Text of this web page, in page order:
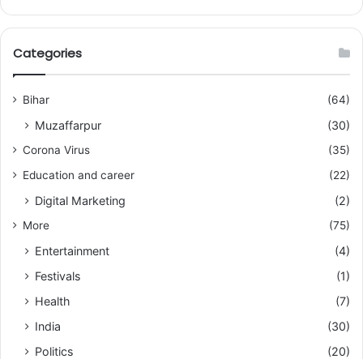
Categories
Bihar (64)
Muzaffarpur (30)
Corona Virus
(35)
Education and career
(22)
Digital Marketing (2)
More (75)
Entertainment
(4)
Festivals
(1)
Health
(7)
India
(30)
Politics
(20)